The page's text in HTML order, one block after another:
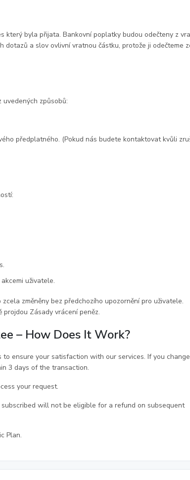
který byla přijata. Bankovní poplatky budou odečteny z
a slov ovlivní vratnou částku, protože ji odečteme
uvedených způsobů:
předplatného. (Pokud nás budete kontaktovat kvůli
uživatele.
změněny bez předchozího upozornění pro uživatele.
Zásady vrácení peněz.
– How Does It Work?
ensure your satisfaction with our services. If you
3 days of the transaction.
your request.
will not be eligible for a refund on subsequent
Plan.